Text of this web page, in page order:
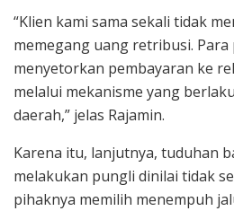
“Klien kami sama sekali tidak
memegang uang retribusi.
menyetorkan pembayaran ke
melalui mekanisme yang
daerah,” jelas Rajamin.
Karena itu, lanjutnya, tuduhan
melakukan pungli dinilai tidak
pihaknya memilih menempuh